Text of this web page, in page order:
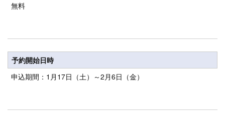
無料
予約開始日時
申込期間：1月17日（土）～2月6日（金）